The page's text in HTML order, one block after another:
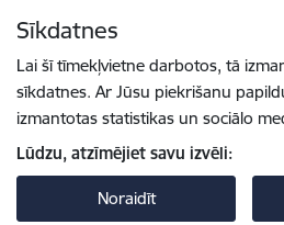
Sīkdatnes
Lai šī tīmekļvietne darbotos, tā
sīkdatnes. Ar Jūsu piekrišanu
izmantotas statistikas un sociālo
Lūdzu, atzīmējiet savu izvēli:
Noraidīt